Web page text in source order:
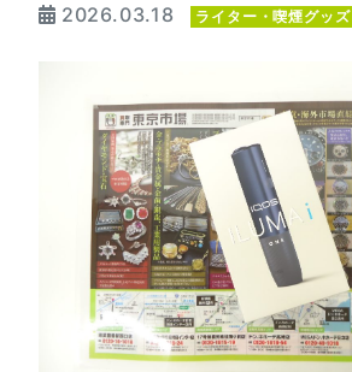
2026.03.18 ライター・喫煙グッズ